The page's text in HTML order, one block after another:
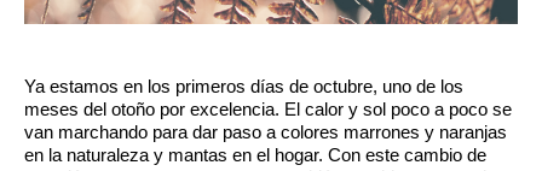
Ya estamos en los primeros días de octubre, uno de los
meses del otoño por excelencia. El calor y sol poco a poco se
van marchando para dar paso a colores marrones y naranjas
en la naturaleza y mantas en el hogar. Con este cambio de